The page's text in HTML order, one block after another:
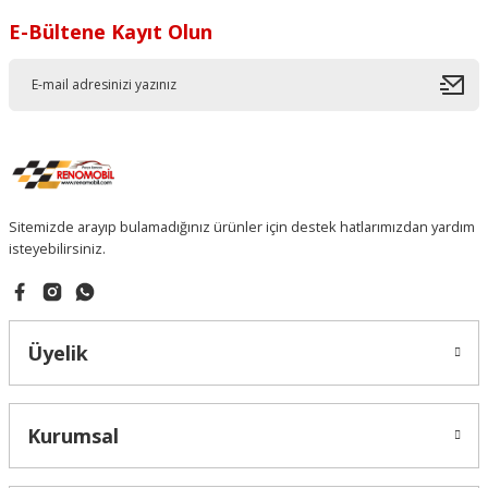
E-Bültene Kayıt Olun
Sitemizde arayıp bulamadığınız ürünler için destek hatlarımızdan yardım
isteyebilirsiniz.
Üyelik
Kurumsal